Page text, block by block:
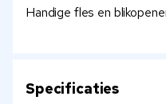
Handige fles en
Specificaties